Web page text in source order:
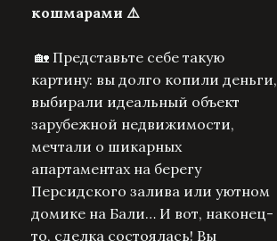
кошмарами ⚠️
🏡 Представьте себе такую
картину: вы долго копили деньги,
выбирали идеальный объект
зарубежной недвижимости,
мечтали о шикарных
апартаментах на берегу
Персидского залива или уютном
домике на Бали… И вот, наконец-
то, сделка состоялась! Вы